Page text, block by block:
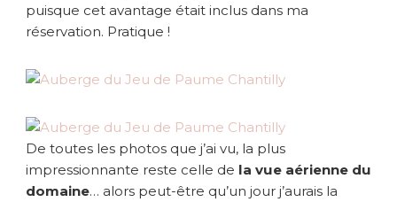
puisque cet avantage était inclus dans ma
réservation. Pratique !
De toutes les photos que j’ai vu, la plus
impressionnante reste celle de la vue aérienne du
domaine… alors peut-être qu’un jour j’aurais la